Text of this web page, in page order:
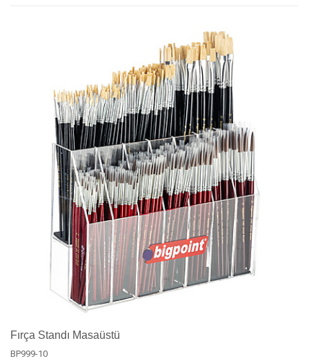
Fırça Standı Masaüstü
BP999-10